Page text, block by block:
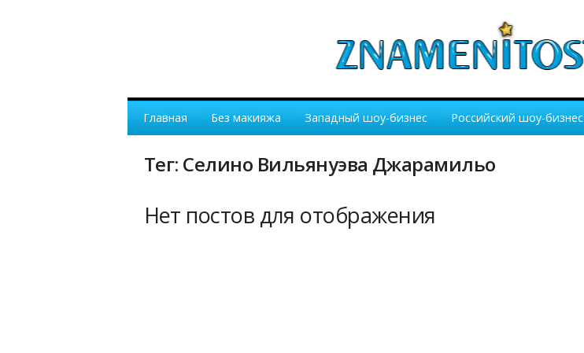
Главная Без макияжа Западный шоу-бизнес Российский шоу-бизнес
Тег: Селино Вильянуэва Джарамильо
Нет постов для отображения